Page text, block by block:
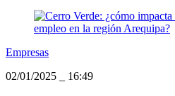
Empresas
02/01/2025
16:49